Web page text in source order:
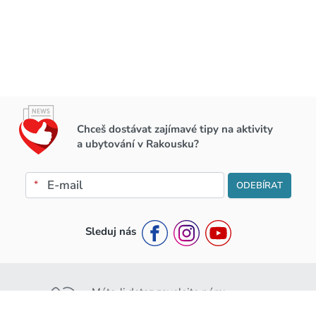
Chceš dostávat zajímavé tipy na aktivity
a ubytování v Rakousku?
* ODEBÍRAT
Sleduj nás
Máte-li dotaz zavolejte nám: